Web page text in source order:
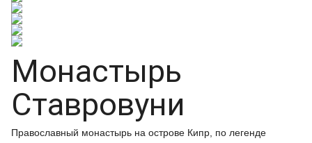
Монастырь
Ставровуни
Православный монастырь на острове Кипр, по легенде